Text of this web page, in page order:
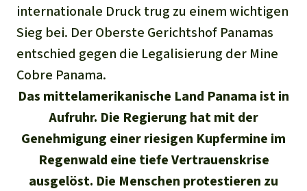
Schutzgebiete
Palmöl
Tropenholz
Aluminium
03/2025
01/2025
Ältere Ausgaben
40 Jahre Vereins­geschichte
Häufige Fragen
Jahresberichte
Stiftung
Kontakt
Presse
Presse-Echo
Widget einbinden
Banner einbinden
English
Español
Français
Italiano
GENODEM1GLS
GLS Bank
IBAN kopieren
Spenden für ein Thema
Tierschutz
Waldschutz
Spenden für eine Region
Südostasien
internationale Druck trug zu einem wichtigen
Sieg bei. Der Oberste Gerichtshof Panamas
entschied gegen die Legalisierung der Mine
Cobre Panama.
Das mittelamerikanische Land Panama ist in
Aufruhr. Die Regierung hat mit der
Genehmigung einer riesigen Kupfermine im
Regenwald eine tiefe Vertrauenskrise
ausgelöst. Die Menschen protestieren zu